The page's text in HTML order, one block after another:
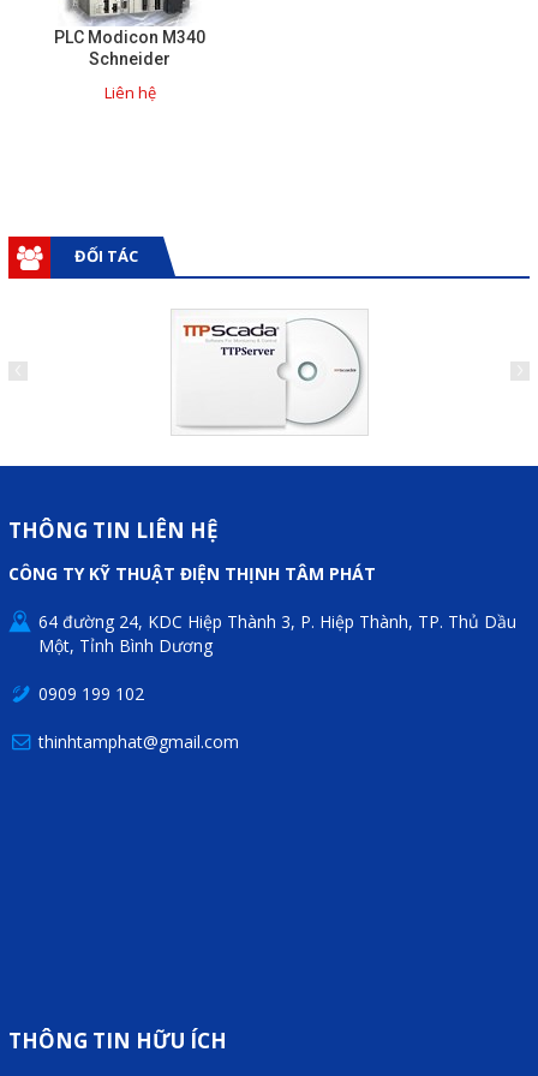
PLC Modicon M340
Schneider
Liên hệ
ĐỐI TÁC
THÔNG TIN LIÊN HỆ
CÔNG TY KỸ THUẬT ĐIỆN THỊNH TÂM PHÁT
64 đường 24, KDC Hiệp Thành 3, P. Hiệp Thành, TP. Thủ Dầu
Một, Tỉnh Bình Dương
0909 199 102
thinhtamphat@gmail.com
THÔNG TIN HỮU ÍCH
Liên hệ
Nhắn tin
Mail